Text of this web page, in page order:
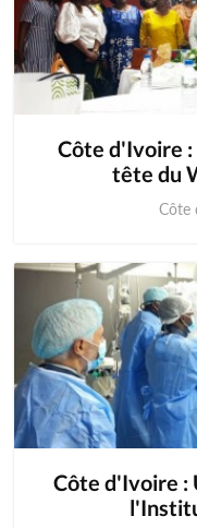
Côte d'Ivoire :
tête du
Côte
Côte d'Ivoire :